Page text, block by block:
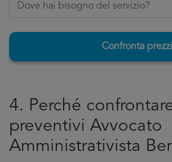
Confronta prezzi
4. Perché
preventivi Avvocato
Amministrativista